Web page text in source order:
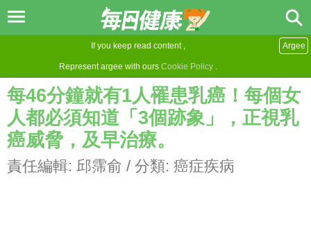
If you keep read content ,
Represent argee with ours Cookie Policy .
Argee
每46分鐘就有1人罹患乳癌！每個女
人都必須知道「3個跡象」，正視乳
癌威脅，及早治療。
責任編輯: 邱霈俞 / 分類: 癌症疾病